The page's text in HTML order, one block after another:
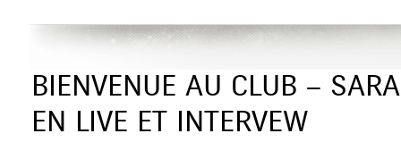
BIENVENUE AU CLUB –
EN LIVE ET INTERVEW